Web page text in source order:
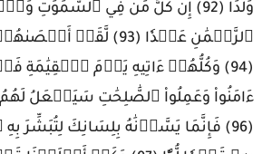
وَلَدًا (92) إِن كُلُّ مَن فِي ٱلسَّمَٰوَٰتِ
ٱلرَّحۡمَٰنِ عَبۡدٗا (93) لَّقَدۡ
ءَامَنُواْ وَعَمِلُواْ ٱلصَّٰلِحَٰتِ سَيَجۡعَلُ
(96) فَإِنَّمَا يَسَّرۡنَٰهُ بِلِسَانِكَ لِتُبَشِّرَ